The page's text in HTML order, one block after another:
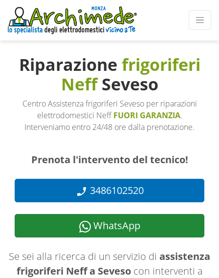
Riparazione frigoriferi
NeffSeveso
Centro Assistenza frigoriferi Seveso per riparazioni
elettrodomestici NeffFUORI GARANZIA.
Interveniamo entro 24/48 ore dalla prenotazione.
Prenota l'intervento del tecnico!
3486102520
WhatsApp
Se sei alla ricerca di un servizio di assistenza
frigoriferi Neff a Sevesocon interventi a